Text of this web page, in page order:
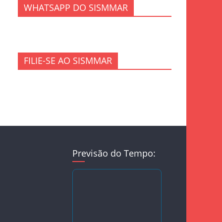
WHATSAPP DO SISMMAR
FILIE-SE AO SISMMAR
Previsão do Tempo: